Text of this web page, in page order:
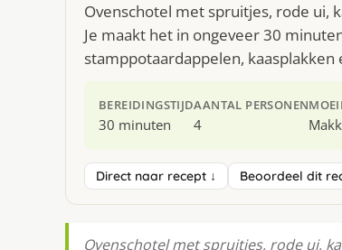
Ovenschotel met spruitjes, rode ui,
Je maakt het in ongeveer 30
stamppotaardappelen, kaasplakken
BEREIDINGSTIJD
30 minuten
AANTAL PERSONEN
4
Direct naar recept ↓ Beoordeel dit
Ovenschotel met spruitjes, rode ui,